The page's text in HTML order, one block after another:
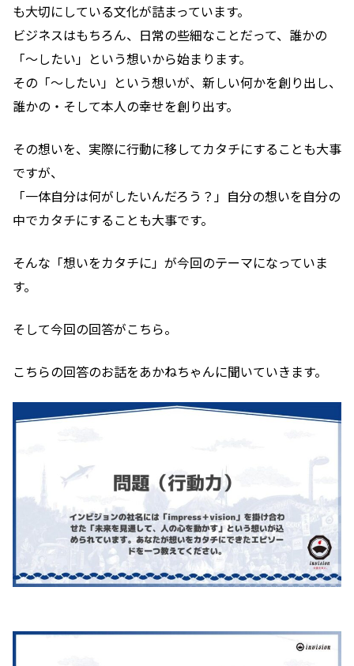
も大切にしている文化が詰まっています。
ビジネスはもちろん、日常の些細なことだって、誰かの
「〜したい」という想いから始まります。
その「〜したい」という想いが、新しい何かを創り出し、
誰かの・そして本人の幸せを創り出す。
その想いを、実際に行動に移してカタチにすることも大事
ですが、
「一体自分は何がしたいんだろう？」自分の想いを自分の
中でカタチにすることも大事です。
そんな「想いをカタチに」が今回のテーマになっていま
す。
そして今回の回答がこちら。
こちらの回答のお話をあかねちゃんに聞いていきます。